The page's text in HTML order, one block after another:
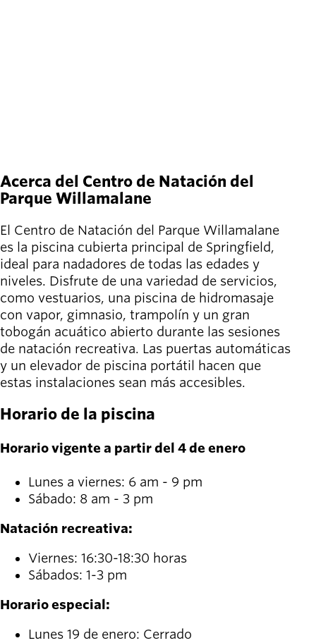
Pool
schedule
schedules
Acerca del Centro de Natación del
Parque Willamalane
El Centro de Natación del Parque Willamalane
es la piscina cubierta principal de Springfield,
ideal para nadadores de todas las edades y
niveles. Disfrute de una variedad de servicios,
como vestuarios, una piscina de hidromasaje
con vapor, gimnasio, trampolín y un gran
tobogán acuático abierto durante las sesiones
de natación recreativa. Las puertas automáticas
y un elevador de piscina portátil hacen que
estas instalaciones sean más accesibles.
Horario de la piscina
Horario vigente a partir del 4 de enero
Lunes a viernes: 6 am - 9 pm
Sábado: 8 am - 3 pm
Natación recreativa:
Viernes: 16:30-18:30 horas
Sábados: 1-3 pm
Horario especial:
Lunes 19 de enero: Cerrado